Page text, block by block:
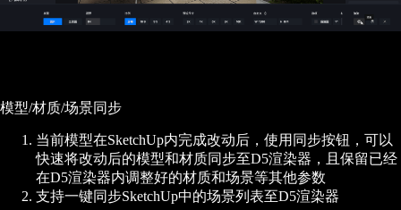
模型/材质/场景同步
当前模型在SketchUp内完成改动后，使用同步按钮，可以
快速将改动后的模型和材质同步至D5渲染器，且保留已经
在D5渲染器内调整好的材质和场景等其他参数
支持一键同步SketchUp中的场景列表至D5渲染器